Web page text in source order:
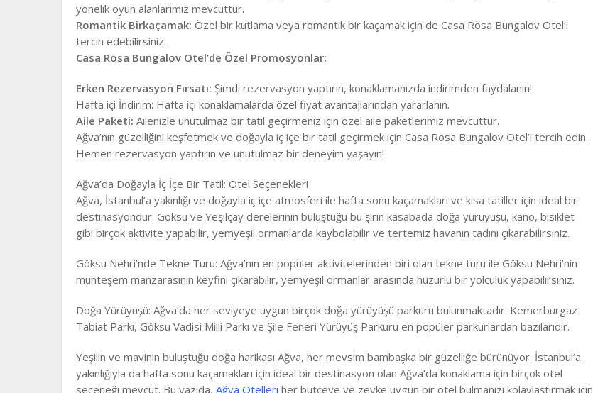
yönelik oyun alanlarımız mevcuttur.
Romantik Birkaçamak: Özel bir kutlama veya romantik bir kaçamak için de Casa Rosa Bungalov Otel’i
tercih edebilirsiniz.
Casa Rosa Bungalov Otel’de Özel Promosyonlar:
Erken Rezervasyon Fırsatı: Şimdi rezervasyon yaptırın, konaklamanızda indirimden faydalanın!
Hafta içi İndirim: Hafta içi konaklamalarda özel fiyat avantajlarından yararlanın.
Aile Paketi: Ailenizle unutulmaz bir tatil geçirmeniz için özel aile paketlerimiz mevcuttur.
Ağva’nın güzelliğini keşfetmek ve doğayla iç içe bir tatil geçirmek için Casa Rosa Bungalov Otel’i tercih edin.
Hemen rezervasyon yaptırın ve unutulmaz bir deneyim yaşayın!
Ağva’da Doğayla İç İçe Bir Tatil: Otel Seçenekleri
Ağva, İstanbul’a yakınlığı ve doğayla iç içe atmosferi ile hafta sonu kaçamakları ve kısa tatiller için ideal bir
destinasyondur. Göksu ve Yeşilçay derelerinin buluştuğu bu şirin kasabada doğa yürüyüşü, kano, bisiklet
gibi birçok aktivite yapabilir, yemyeşil ormanlarda kaybolabilir ve tertemiz havanın tadını çıkarabilirsiniz.
Göksu Nehri’nde Tekne Turu: Ağva’nın en popüler aktivitelerinden biri olan tekne turu ile Göksu Nehri’nin
muhteşem manzarasının keyfini çıkarabilir, yemyeşil ormanlar arasında huzurlu bir yolculuk yapabilirsiniz.
Doğa Yürüyüşü: Ağva’da her seviyeye uygun birçok doğa yürüyüşü parkuru bulunmaktadır. Kemerburgaz
Tabiat Parkı, Göksu Vadisi Milli Parkı ve Şile Feneri Yürüyüş Parkuru en popüler parkurlardan bazılarıdır.
Yeşilin ve mavinin buluştuğu doğa harikası Ağva, her mevsim bambaşka bir güzelliğe bürünüyor. İstanbul’a
yakınlığıyla da hafta sonu kaçamakları için ideal bir destinasyon olan Ağva’da konaklama için birçok otel
seçeneği mevcut. Bu yazıda, Ağva Otelleri her bütçeye ve zevke uygun bir otel bulmanızı kolaylaştırmak için